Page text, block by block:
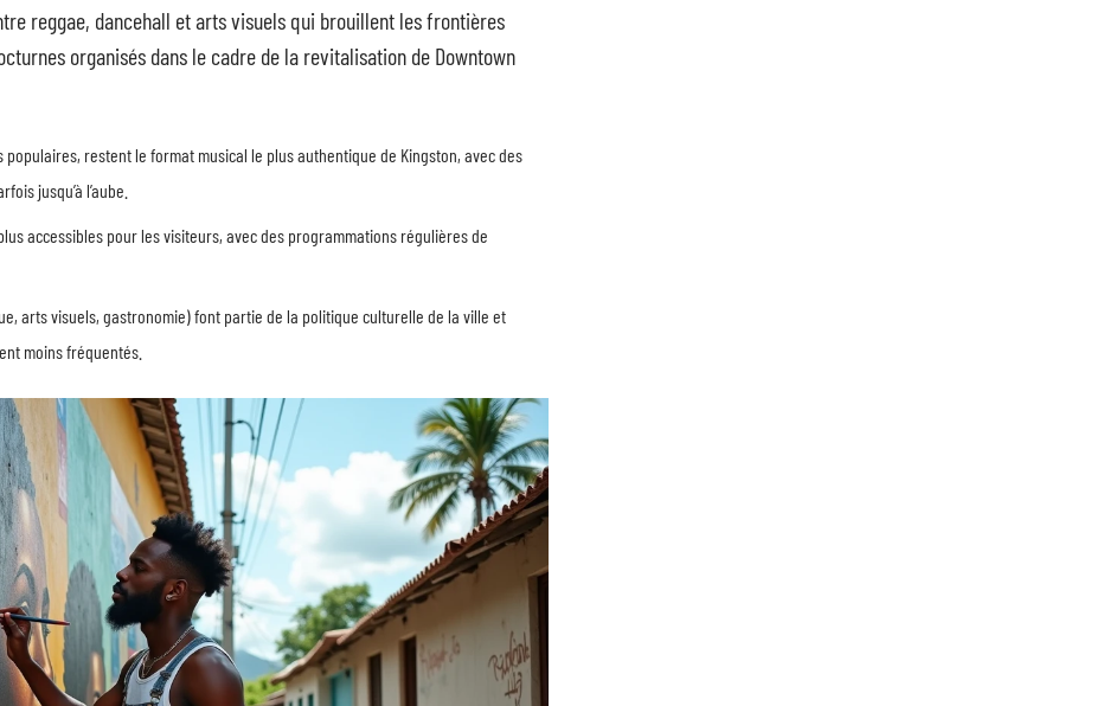
reggae, dancehall et arts visuels qui brouillent les frontières
organisés dans le cadre de la revitalisation de Downtown
restent le format musical le plus authentique de Kingston, avec des
jusqu’à l’aube.
accessibles pour les visiteurs, avec des programmations régulières de
arts visuels, gastronomie) font partie de la politique culturelle de la ville et
moins fréquentés.